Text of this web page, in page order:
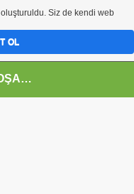
*** İYİLİK İÇİN KOŞANLARIN YERİ***
Siz de kendi web
OL